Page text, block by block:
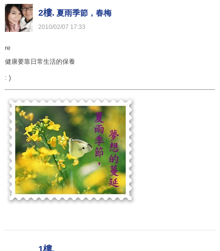
2樓. 夏雨季節，春梅
2010/02/07 17:33
re
健康要靠日常生活的保養
: )